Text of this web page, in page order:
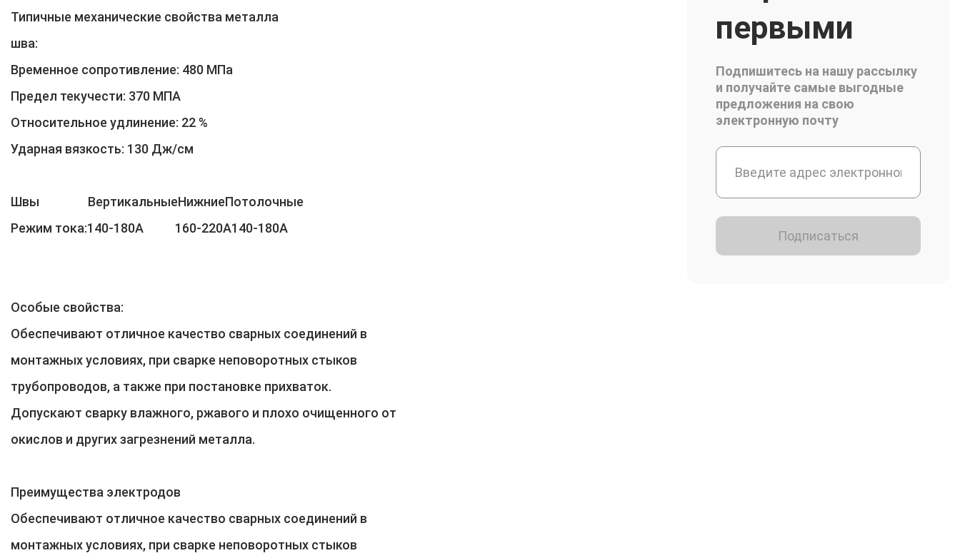
Типичные механические свойства металла
шва:
Временное сопротивление: 480 МПа
Предел текучести: 370 МПА
Относительное удлинение: 22 %
Ударная вязкость: 130 Дж/см
Швы ВертикальныеНижниеПотолочные
Режим тока:140-180А 160-220А140-180А
Особые свойства:
Обеспечивают отличное качество сварных соединений в
монтажных условиях, при сварке неповоротных стыков
трубопроводов, а также при постановке прихваток.
Допускают сварку влажного, ржавого и плохо очищенного от
окислов и других загрезнений металла.
Преимущества электродов
Обеспечивают отличное качество сварных соединений в
монтажных условиях, при сварке неповоротных стыков
первыми
Подпишитесь на нашу рассылку
и получайте самые выгодные
предложения на свою
электронную почту
Подписаться